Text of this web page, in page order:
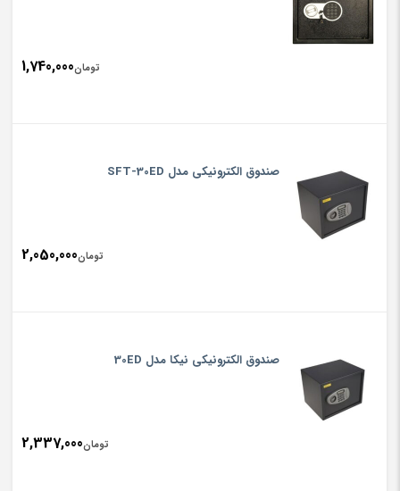
تومان1,740,000
صندوق الکترونیکی مدل SFT-30ED
تومان2,050,000
صندوق الکترونیکی نیکا مدل 30ED
تومان2,337,000